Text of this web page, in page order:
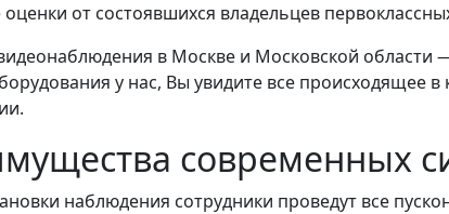
от состоявшихся владельцев
в Москве и Московской области
у нас, Вы увидите все происходящее
современных
наблюдения сотрудники проведут все